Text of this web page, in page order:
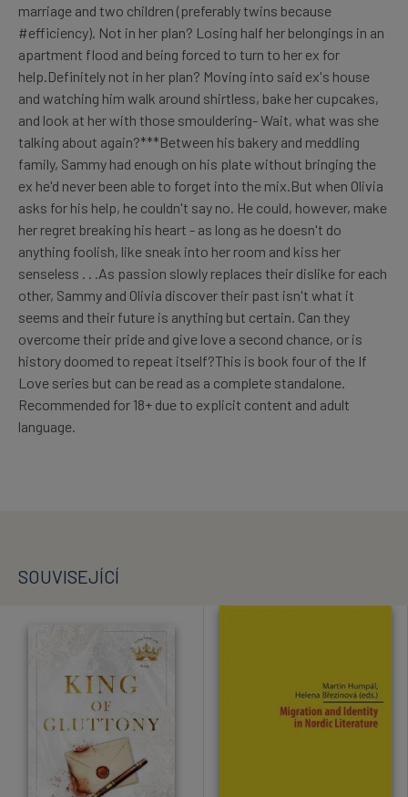
marriage and two children (preferably twins because
#efficiency). Not in her plan? Losing half her belongings in an
apartment flood and being forced to turn to her ex for
help.Definitely not in her plan? Moving into said ex's house
and watching him walk around shirtless, bake her cupcakes,
and look at her with those smouldering- Wait, what was she
talking about again?***Between his bakery and meddling
family, Sammy had enough on his plate without bringing the
ex he'd never been able to forget into the mix.But when Olivia
asks for his help, he couldn't say no. He could, however, make
her regret breaking his heart - as long as he doesn't do
anything foolish, like sneak into her room and kiss her
senseless . . .As passion slowly replaces their dislike for each
other, Sammy and Olivia discover their past isn't what it
seems and their future is anything but certain. Can they
overcome their pride and give love a second chance, or is
history doomed to repeat itself?This is book four of the If
Love series but can be read as a complete standalone.
Recommended for 18+ due to explicit content and adult
language.
SOUVISEJÍCÍ